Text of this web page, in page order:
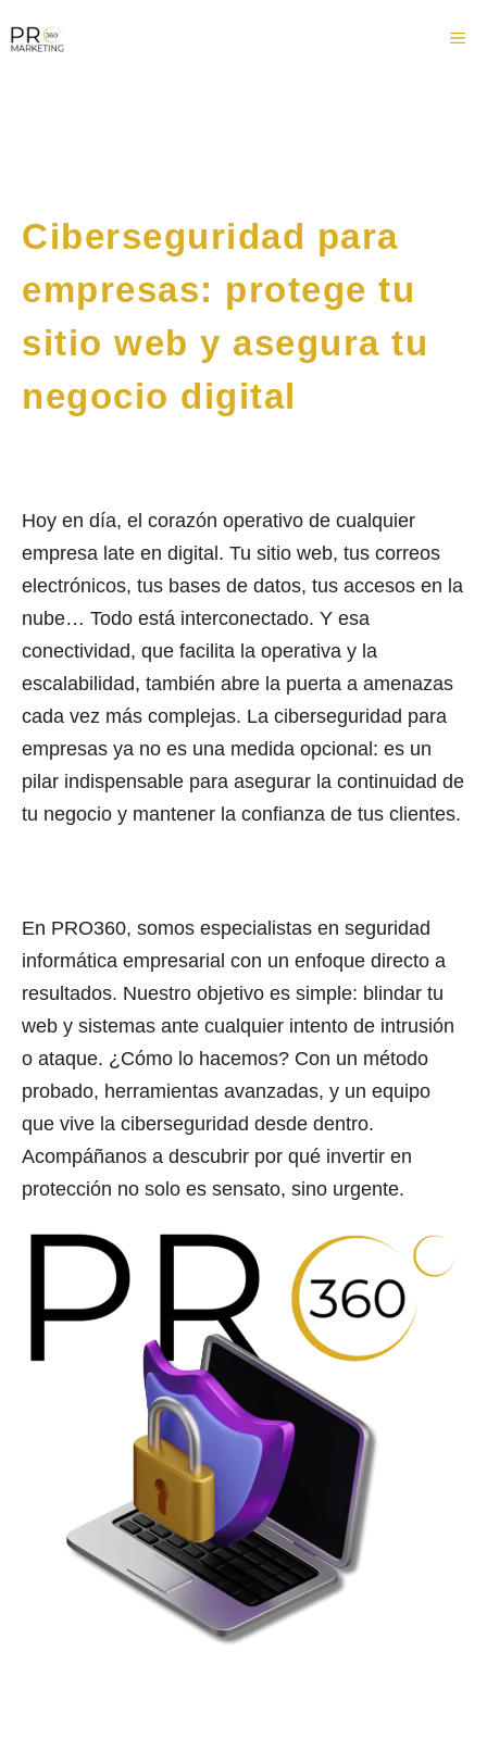
al
Ciberseguridad para
empresas: protege tu
sitio web y asegura tu
negocio digital
Hoy en día, el corazón operativo de cualquier
empresa late en digital. Tu sitio web, tus correos
electrónicos, tus bases de datos, tus accesos en la
nube… Todo está interconectado. Y esa
conectividad, que facilita la operativa y la
escalabilidad, también abre la puerta a amenazas
cada vez más complejas. La ciberseguridad para
empresas ya no es una medida opcional: es un
pilar indispensable para asegurar la continuidad de
tu negocio y mantener la confianza de tus clientes.
En PRO360, somos especialistas en seguridad
informática empresarial con un enfoque directo a
resultados. Nuestro objetivo es simple: blindar tu
web y sistemas ante cualquier intento de intrusión
o ataque. ¿Cómo lo hacemos? Con un método
probado, herramientas avanzadas, y un equipo
que vive la ciberseguridad desde dentro.
Acompáñanos a descubrir por qué invertir en
protección no solo es sensato, sino urgente.